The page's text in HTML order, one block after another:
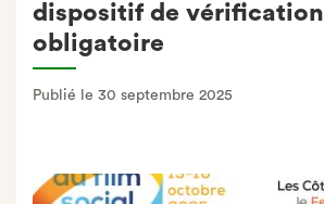
dispositif de vérification
obligatoire
Publié le 30 septembre 2025